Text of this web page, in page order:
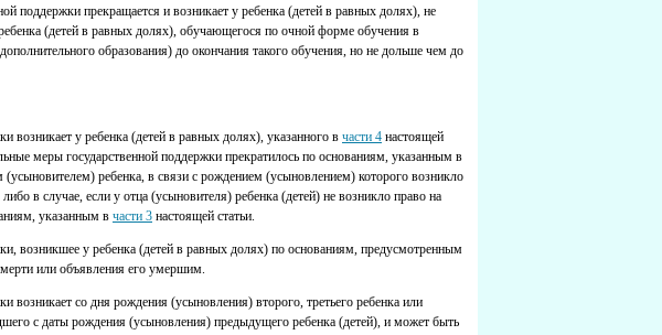
поддержки прекращается и возникает у ребенка (детей в равных долях), не
(детей в равных долях), обучающегося по очной форме обучения в
образования) до окончания такого обучения, но не дольше чем до
возникает у ребенка (детей в равных долях), указанного в части 4 настоящей
меры государственной поддержки прекратилось по основаниям, указанным в
(усыновителем) ребенка, в связи с рождением (усыновлением) которого возникло
в случае, если у отца (усыновителя) ребенка (детей) не возникло право на
указанным в части 3 настоящей статьи.
возникшее у ребенка (детей в равных долях) по основаниям, предусмотренным
или объявления его умершим.
возникает со дня рождения (усыновления) второго, третьего ребенка или
с даты рождения (усыновления) предыдущего ребенка (детей), и может быть